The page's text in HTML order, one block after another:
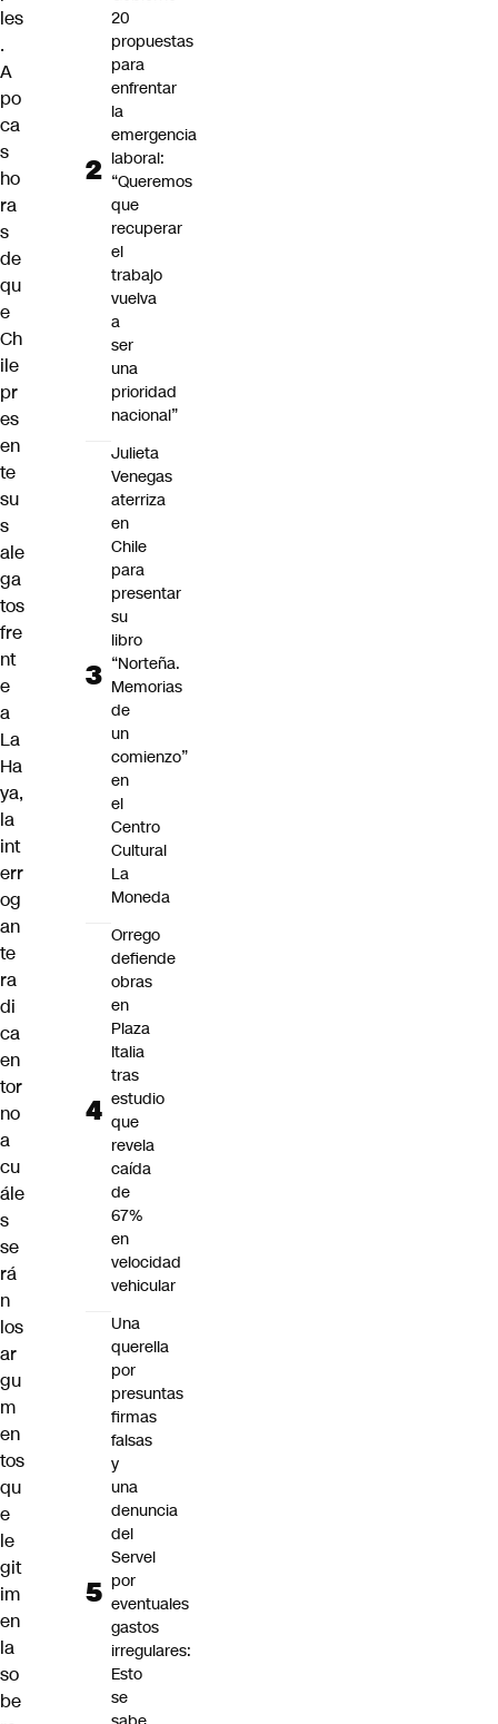
les
.
A
po
ca
s
ho
ra
s
de
qu
e
Ch
ile
pr
es
en
te
su
s
ale
ga
tos
fre
nt
e
a
La
Ha
ya,
la
int
err
og
an
te
ra
di
ca
en
tor
no
a
cu
ále
s
se
rá
n
los
ar
gu
m
en
tos
qu
e
le
git
im
en
la
so
be
20
propuestas
para
enfrentar
la
emergencia
laboral:
“Queremos
que
recuperar
el
trabajo
vuelva
a
ser
una
prioridad
nacional”
Julieta
Venegas
aterriza
en
Chile
para
presentar
su
libro
“Norteña.
Memorias
de
un
comienzo”
en
el
Centro
Cultural
La
Moneda
Orrego
defiende
obras
en
Plaza
Italia
tras
estudio
que
revela
caída
de
67%
en
velocidad
vehicular
Una
querella
por
presuntas
firmas
falsas
y
una
denuncia
del
Servel
por
eventuales
gastos
irregulares:
Esto
se